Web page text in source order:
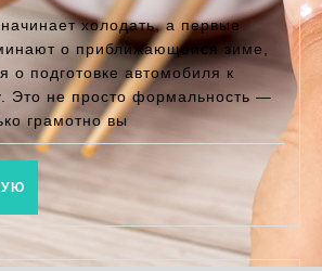
полный
список
холодать, а первые
о приближающейся зиме,
о подготовке автомобиля к
Это не просто формальность —
грамотно вы
ЧИТАТЬ
ПОЛНУЮ